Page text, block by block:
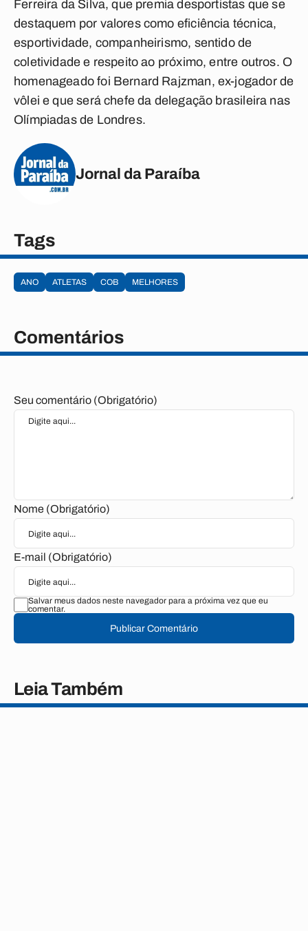
Ferreira da Silva, que premia desportistas que se
destaquem por valores como eficiência técnica,
esportividade, companheirismo, sentido de
coletividade e respeito ao próximo, entre outros. O
homenageado foi Bernard Rajzman, ex-jogador de
vôlei e que será chefe da delegação brasileira nas
Olímpiadas de Londres.
Jornal da Paraíba
Tags
ANO ATLETAS COB MELHORES
Comentários
Seu comentário (Obrigatório)
Nome (Obrigatório)
E-mail (Obrigatório)
Salvar meus dados neste navegador para a próxima vez que eu
comentar.
Publicar Comentário
Leia Também